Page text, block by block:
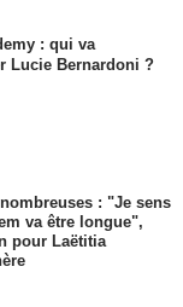
: qui va
Lucie Bernardoni ?
: "Je sens
va être longue",
pour Laëtitia